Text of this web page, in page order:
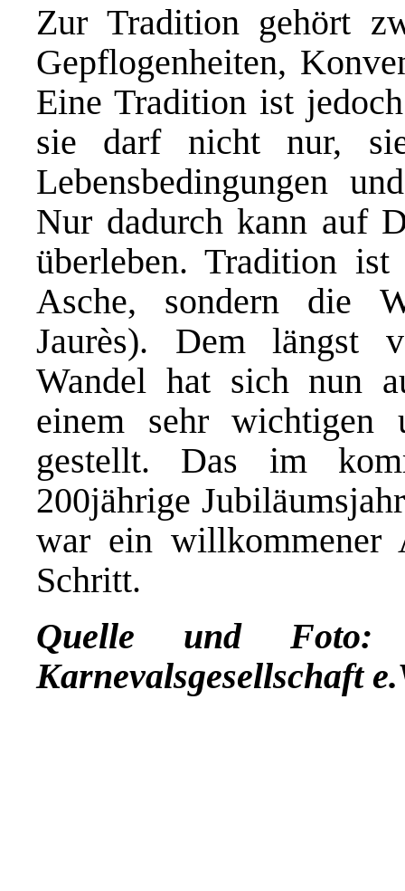
Zur Tradition gehört
Gepflogenheiten,
Eine Tradition ist
sie darf nicht nur,
Lebensbedingungen
Nur dadurch kann auf
überleben. Tradition
Asche, sondern die
Jaurès). Dem längst
Wandel hat sich nun
einem sehr wichtigen
gestellt. Das im
200jährige
war ein willkommener
Schritt.
Quelle und
Karnevalsgesellschaft